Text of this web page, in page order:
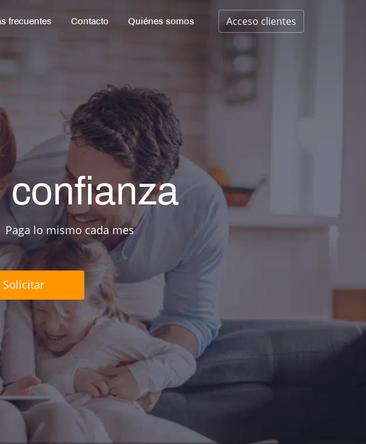
frecuentes Contacto Quiénes somos Acceso clientes
confianza
lo mismo cada mes
Solicitar